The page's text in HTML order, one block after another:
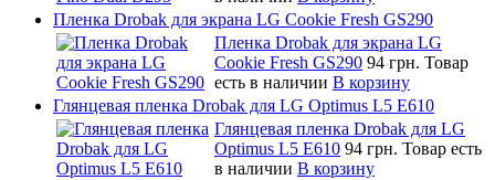
Пленка Drobak для экрана LG Cookie Fresh GS290
Пленка Drobak для экрана LG
Cookie Fresh GS290 94 грн. Товар
есть в наличии В корзину
Глянцевая пленка Drobak для LG Optimus L5 E610
Глянцевая пленка Drobak для LG
Optimus L5 E610 94 грн. Товар есть
в наличии В корзину